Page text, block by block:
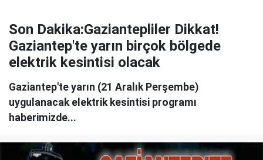
Son Dakika:Gaziantepliler Dikkat!
Gaziantep'te yarın birçok bölgede
elektrik kesintisi olacak
Gaziantep'te yarın (21 Aralık Perşembe)
uygulanacak elektrik kesintisi programı
haberimizde...